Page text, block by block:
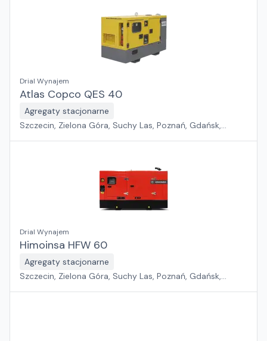
Drial Wynajem
Atlas Copco QES 40
Agregaty stacjonarne
Szczecin, Zielona Góra, Suchy Las, Poznań, Gdańsk,
Drial Wynajem
Himoinsa HFW 60
Agregaty stacjonarne
Szczecin, Zielona Góra, Suchy Las, Poznań, Gdańsk,